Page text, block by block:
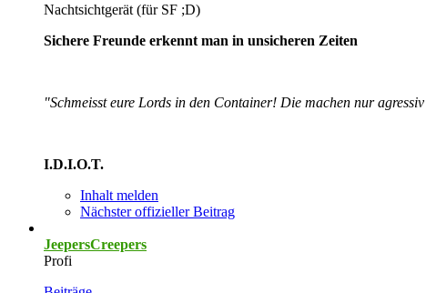
Nachtsichtgerät (für SF ;D)
Sichere Freunde erkennt man in unsicheren Zeiten
"Schmeisst eure Lords in den Container! Die machen nur
I.D.I.O.T.
Inhalt melden
Nächster offizieller Beitrag
JeepersCreepers
Profi